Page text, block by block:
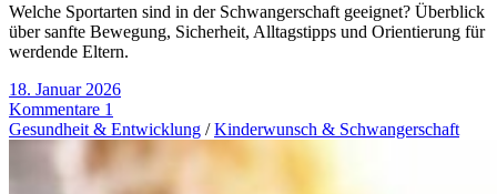
Welche Sportarten sind in der Schwangerschaft geeignet? Überblick
über sanfte Bewegung, Sicherheit, Alltagstipps und Orientierung für
werdende Eltern.
18. Januar 2026
Kommentare 1
Gesundheit & Entwicklung /Kinderwunsch & Schwangerschaft